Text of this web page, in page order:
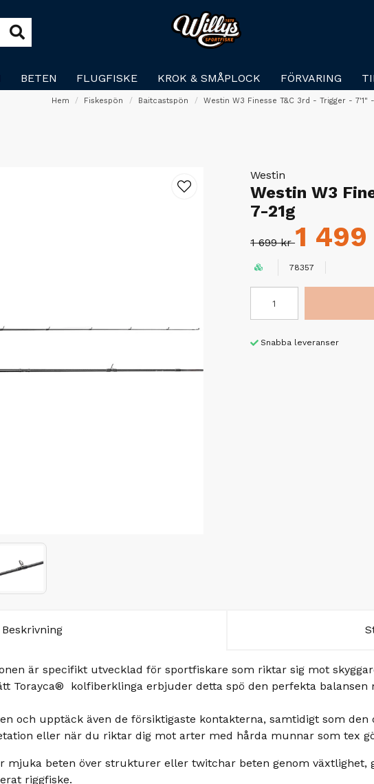
BETEN FLUGFISKE KROK & SMÅPLOCK FÖRVARING
Hem Fiskespön Baitcastspön Westin W3 Finesse T&C 3rd - Trigger - 7'1"
Westin
Westin W3
7-21g
1 699 kr1
78357
Snabba leveranser
Beskrivning
är specifikt utvecklad för sportfiskare som riktar sig mot
Torayca® kolfiberklinga erbjuder detta spö den perfekta balansen
och upptäck även de försiktigaste kontakterna, samtidigt som
eller när du riktar dig mot arter med hårda munnar som tex
mjuka beten över strukturer eller twitchar beten genom växtlighet,
riggfiske.